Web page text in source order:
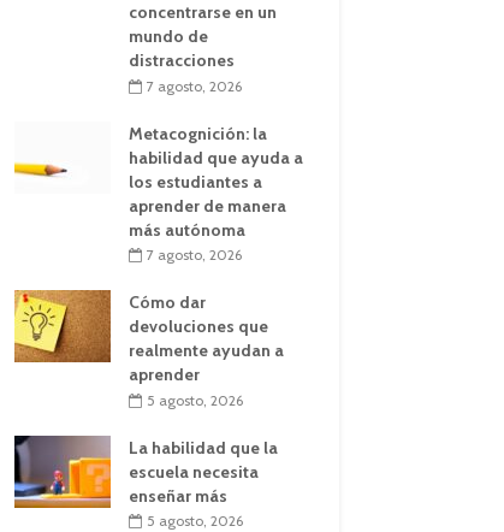
concentrarse en un
mundo de
distracciones
7 agosto, 2026
Metacognición: la
habilidad que ayuda a
los estudiantes a
aprender de manera
más autónoma
7 agosto, 2026
Cómo dar
devoluciones que
realmente ayudan a
aprender
5 agosto, 2026
La habilidad que la
escuela necesita
enseñar más
5 agosto, 2026